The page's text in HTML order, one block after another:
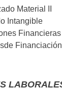
Material II
Intangible
Financieras
Financiación